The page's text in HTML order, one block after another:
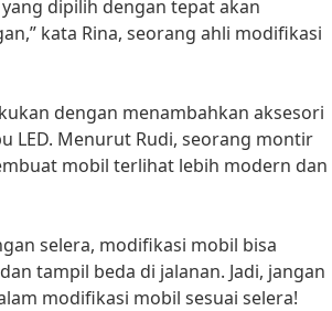
dipilih dengan tepat akan
kata Rina, seorang ahli modifikasi
dengan menambahkan aksesori
LED. Menurut Rudi, seorang montir
mobil terlihat lebih modern dan
selera, modifikasi mobil bisa
tampil beda di jalanan. Jadi, jangan
modifikasi mobil sesuai selera!